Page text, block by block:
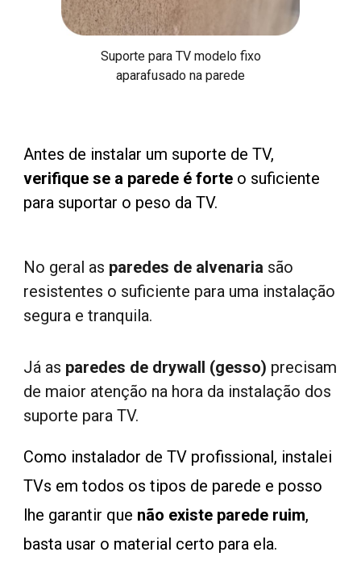
Suporte para TV modelo fixo
aparafusado na parede
Antes de instalar um suporte de TV,
verifique se a parede é forte o suficiente
para suportar o peso da TV.
No geral as paredes de alvenaria são
resistentes o suficiente para uma instalação
segura e tranquila.
Já as paredes de drywall (gesso) precisam
de maior atenção na hora da instalação dos
suporte para TV.
Como instalador de TV profissional, instalei
TVs em todos os tipos de parede e posso
lhe garantir que não existe parede ruim,
basta usar o material certo para ela.